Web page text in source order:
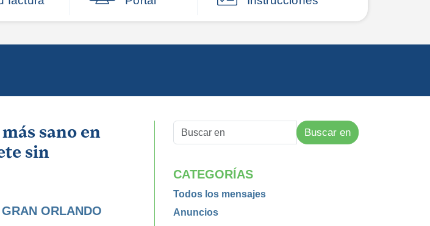
sano en
sin
ORLANDO
Buscar en
CATEGORÍAS
Todos los mensajes
Anuncios